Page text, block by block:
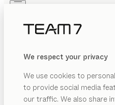
We respect your privacy
We use cookies to
to provide social media
our traffic. We also share
PRODUKTE
INSPIRATION
HÄNDLER
cubus
von Sebastian Desch